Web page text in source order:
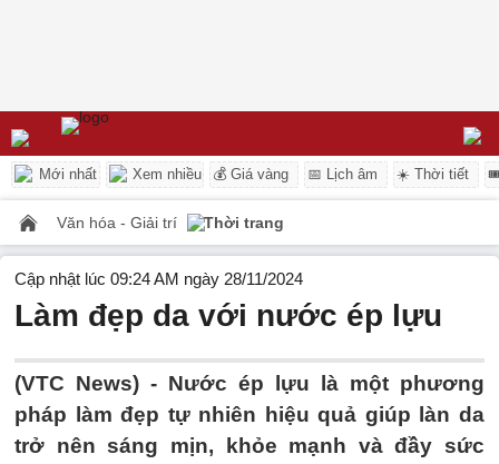
Mới nhất Xem nhiều 💰 Giá vàng 📅 Lịch âm ☀️ Thời tiết
Văn hóa - Giải trí Thời trang
Cập nhật lúc 09:24 AM ngày 28/11/2024
Làm đẹp da với nước ép lựu
(VTC News) - Nước ép lựu là một phương
pháp làm đẹp tự nhiên hiệu quả giúp làn da
trở nên sáng mịn, khỏe mạnh và đầy sức